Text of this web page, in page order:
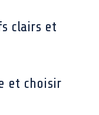
clairs et
et choisir